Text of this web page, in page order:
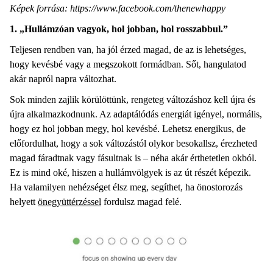
Képek forrása: https://www.facebook.com/thenewhappy
1. „Hullámzóan vagyok, hol jobban, hol rosszabbul.”
Teljesen rendben van, ha jól érzed magad, de az is lehetséges,
hogy kevésbé vagy a megszokott formádban. Sőt, hangulatod
akár napról napra változhat.
Sok minden zajlik körülöttünk, rengeteg változáshoz kell újra és
újra alkalmazkodnunk. Az adaptálódás energiát igényel, normális,
hogy ez hol jobban megy, hol kevésbé. Lehetsz energikus, de
előfordulhat, hogy a sok változástól olykor besokallsz, érezheted
magad fáradtnak vagy fásultnak is – néha akár érthetetlen okból.
Ez is mind oké, hiszen a hullámvölgyek is az út részét képezik.
Ha valamilyen nehézséget élsz meg, segíthet, ha önostorozás
helyett önegyüttérzéssel fordulsz magad felé.